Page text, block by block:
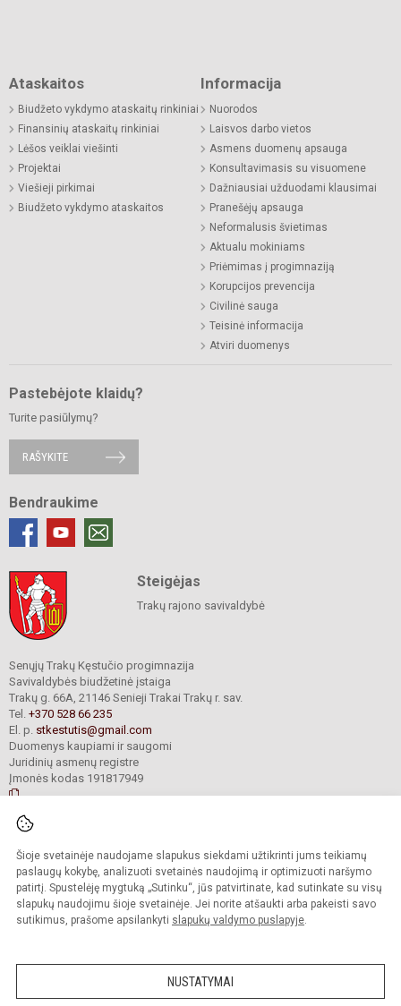
Šioje svetainėje naudojame slapukus siekdami užtikrinti jums teikiamų
paslaugų kokybę, analizuoti svetainės naudojimą ir optimizuoti naršymo
patirtį. Spustelėję mygtuką „Sutinku“, jūs patvirtinate, kad sutinkate su visų
slapukų naudojimu šioje svetainėje. Jei norite atšaukti arba pakeisti savo
sutikimus, prašome apsilankyti slapukų valdymo puslapyje.
NUSTATYMAI
Ataskaitos
Biudžeto vykdymo ataskaitų rinkiniai
Finansinių ataskaitų rinkiniai
Lėšos veiklai viešinti
Projektai
Viešieji pirkimai
Biudžeto vykdymo ataskaitos
Informacija
Nuorodos
Laisvos darbo vietos
Asmens duomenų apsauga
Konsultavimasis su visuomene
Dažniausiai užduodami klausimai
Pranešėjų apsauga
Neformalusis švietimas
Aktualu mokiniams
Priėmimas į progimnaziją
Korupcijos prevencija
Civilinė sauga
Teisinė informacija
Atviri duomenys
Pastebėjote klaidų?
Turite pasiūlymų?
RAŠYKITE
Bendraukime
Steigėjas
Trakų rajono savivaldybė
Senųjų Trakų Kęstučio progimnazija
Savivaldybės biudžetinė įstaiga
Trakų g. 66A, 21146 Senieji Trakai Trakų r. sav.
Tel. +370 528 66 235
El. p. stkestutis@gmail.com
Duomenys kaupiami ir saugomi
Juridinių asmenų registre
Įmonės kodas 191817949
Kopijuoti turinį be raštiško mokyklos administracijos sutikimo griežtai
draudžiama.
Prieinamumo paraiška Slapukų valdymas
Sumanus būdas atnaujinti